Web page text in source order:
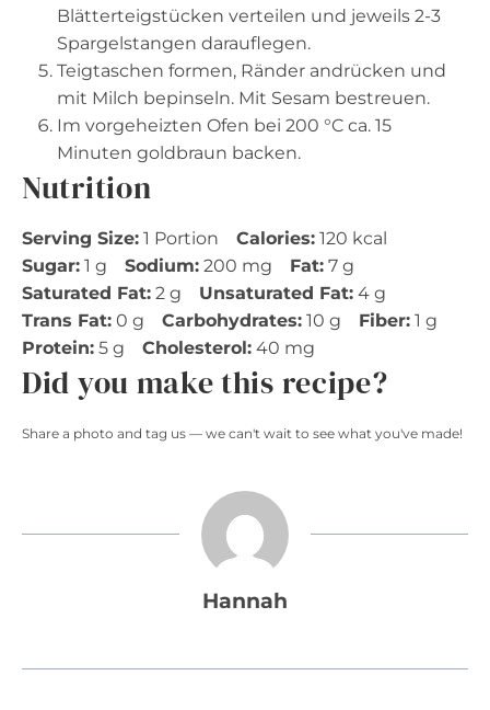
Blätterteigstücken verteilen und jeweils 2-3
Spargelstangen darauflegen.
Teigtaschen formen, Ränder andrücken und
mit Milch bepinseln. Mit Sesam bestreuen.
Im vorgeheizten Ofen bei 200 °C ca. 15
Minuten goldbraun backen.
Nutrition
Serving Size: 1 Portion Calories: 120 kcal
Sugar: 1 g Sodium: 200 mg Fat: 7 g
Saturated Fat: 2 g Unsaturated Fat: 4 g
Trans Fat: 0 g Carbohydrates: 10 g Fiber: 1 g
Protein: 5 g Cholesterol: 40 mg
Did you make this recipe?
Share a photo and tag us — we can't wait to see what you've made!
Hannah